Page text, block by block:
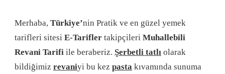
Merhaba, Türkiye’nin Pratik ve en güzel yemek
tarifleri sitesi E-Tarifler takipçileri Muhallebili
Revani Tarifi ile beraberiz. Şerbetli tatlı olarak
bildiğimiz revaniyi bu kez pasta kıvamında sunuma